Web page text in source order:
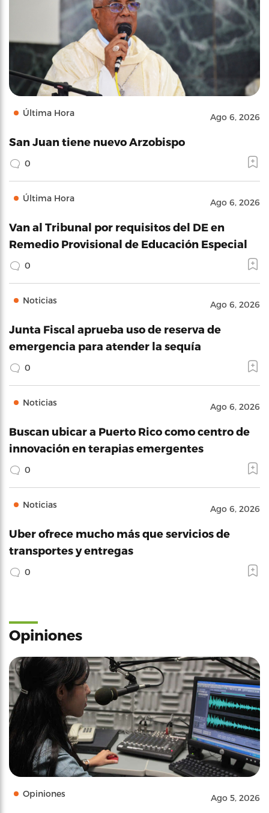
Última Hora Ago 6, 2026
San Juan tiene nuevo Arzobispo
0
Última Hora Ago 6, 2026
Van al Tribunal por requisitos del DE en
Remedio Provisional de Educación Especial
0
Noticias Ago 6, 2026
Junta Fiscal aprueba uso de reserva de
emergencia para atender la sequía
0
Noticias Ago 6, 2026
Buscan ubicar a Puerto Rico como centro de
innovación en terapias emergentes
0
Noticias Ago 6, 2026
Uber ofrece mucho más que servicios de
transportes y entregas
0
Opiniones
Opiniones Ago 5, 2026